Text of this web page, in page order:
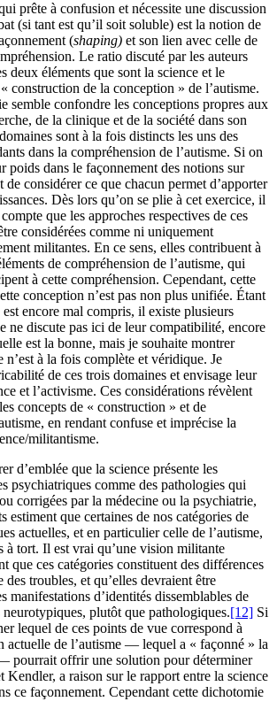
prête à confusion et nécessite une discussion
(si tant est qu’il soit soluble) est la notion de
(shaping) et son lien avec celle de
Le ratio discuté par les auteurs
deux éléments que sont la science et le
construction de la conception » de l’autisme.
semble confondre les conceptions propres aux
de la clinique et de la société dans son
sont à la fois distincts les uns des
dans la compréhension de l’autisme. Si on
poids dans le façonnement des notions sur
considérer ce que chacun permet d’apporter
Dès lors qu’on se plie à cet exercice, il
que les approches respectives de ces
considérées comme ni uniquement
militantes. En ce sens, elles contribuent à
de compréhension de l’autisme, qui
à cette compréhension. Cependant, cette
conception n’est pas non plus unifiée. Étant
est encore mal compris, il existe plusieurs
ne discute pas ici de leur compatibilité, encore
est la bonne, mais je souhaite montrer
n’est à la fois complète et véridique. Je
de ces trois domaines et envisage leur
et l’activisme. Ces considérations révèlent
concepts de « construction » et de
en rendant confuse et imprécise la
militantisme.
d’emblée que la science présente les
psychiatriques comme des pathologies qui
corrigées par la médecine ou la psychiatrie,
estiment que certaines de nos catégories de
actuelles, et en particulier celle de l’autisme,
à tort. Il est vrai qu’une vision militante
que ces catégories constituent des différences
troubles, et qu’elles devraient être
manifestations d’identités dissemblables de
neurotypiques, plutôt que pathologiques.[12] Si
lequel de ces points de vue correspond à
actuelle de l’autisme — lequel a « façonné » la
pourrait offrir une solution pour déterminer
Kendler, a raison sur le rapport entre la science
ce façonnement. Cependant cette dichotomie